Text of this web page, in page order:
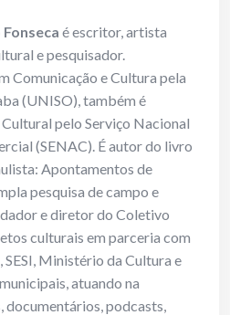
é escritor, artista
e pesquisador.
Comunicação e Cultura pela
(UNISO), também é
pelo Serviço Nacional
(SENAC). É autor do livro
Apontamentos de
pesquisa de campo e
e diretor do Coletivo
culturais em parceria com
SESI, Ministério da Cultura e
atuando na
documentários, podcasts,